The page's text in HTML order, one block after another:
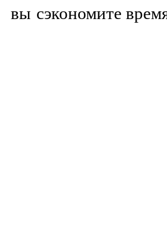
вы сэкономите